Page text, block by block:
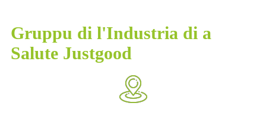
Gruppu di l'Industria di a
Salute Justgood